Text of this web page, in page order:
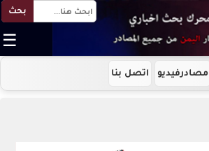
بحث
☰
مصادرفيديو اتصل بنا